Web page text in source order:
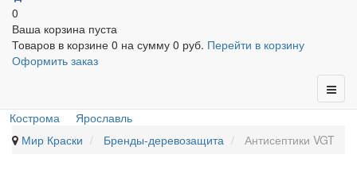
0
Ваша корзина пуста
Товаров в корзине 0 на сумму 0 руб. Перейти в корзину
Оформить заказ
Кострома
Ярославль
Мир Краски
Бренды-деревозащита Антисептики VGT